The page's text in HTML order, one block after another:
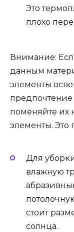
Это
плохо
Внимание:
данным
элементы
поменяйте их
элементы. Это
Для
влажную
стоит
солнца.